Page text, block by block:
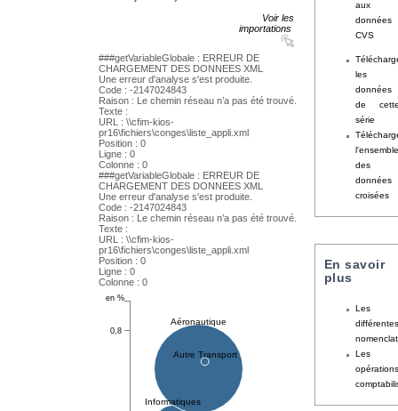
aux
données
CVS
les
données
de
série
l'ensemble
des
données
croisées
En savoir
plus
Les
différentes
Les
opérations
Voir les
importations